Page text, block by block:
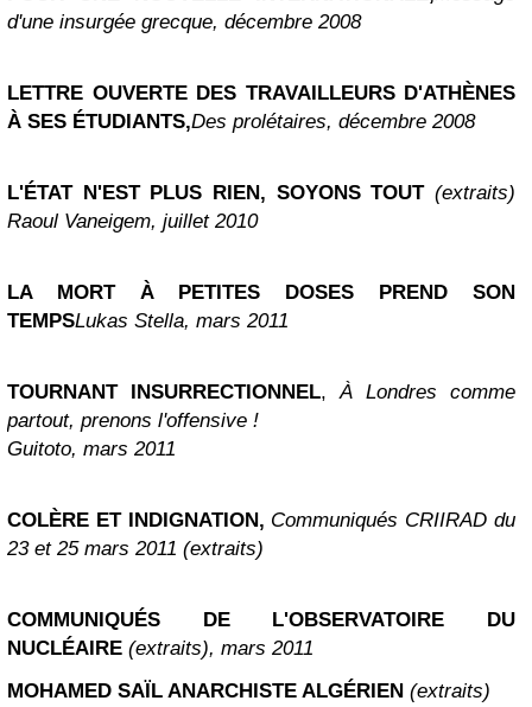
d'une insurgée grecque, décembre 2008
LETTRE OUVERTE DES TRAVAILLEURS D'ATHÈNES
À SES ÉTUDIANTS,Des prolétaires, décembre 2008
L'ÉTAT N'EST PLUS RIEN, SOYONS TOUT (extraits)
Raoul Vaneigem, juillet 2010
LA MORT À PETITES DOSES PREND SON
TEMPSLukas Stella, mars 2011
TOURNANT INSURRECTIONNEL,À Londres comme
partout, prenons l'offensive !
Guitoto, mars 2011
COLÈRE ET INDIGNATION, Communiqués CRIIRAD du
23 et 25 mars 2011 (extraits)
COMMUNIQUÉS DE L'OBSERVATOIRE DU
NUCLÉAIRE (extraits), mars 2011
MOHAMED SAÏL ANARCHISTE ALGÉRIEN (extraits)